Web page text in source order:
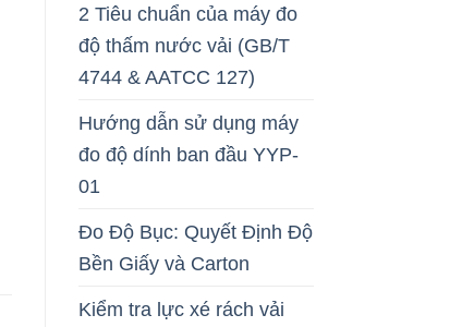
2 Tiêu chuẩn của máy đo
độ thấm nước vải (GB/T
4744 & AATCC 127)
Hướng dẫn sử dụng máy
đo độ dính ban đầu YYP-
01
Đo Độ Bục: Quyết Định Độ
Bền Giấy và Carton
Kiểm tra lực xé rách vải